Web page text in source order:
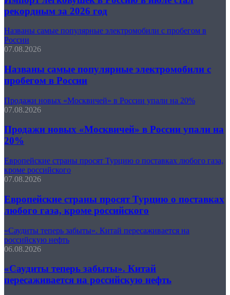
рекордным за 2026 год
Названы самые популярные электромобили с пробегом в
России
07.08.2026
Названы самые популярные электромобили с
пробегом в России
Продажи новых «Москвичей» в России упали на 20%
07.08.2026
Продажи новых «Москвичей» в России упали на
20%
Европейские страны просят Турцию о поставках любого газа,
кроме российского
07.08.2026
Европейские страны просят Турцию о поставках
любого газа, кроме российского
«Саудиты теперь забыты». Китай пересаживается на
российскую нефть
06.08.2026
«Саудиты теперь забыты». Китай
пересаживается на российскую нефть